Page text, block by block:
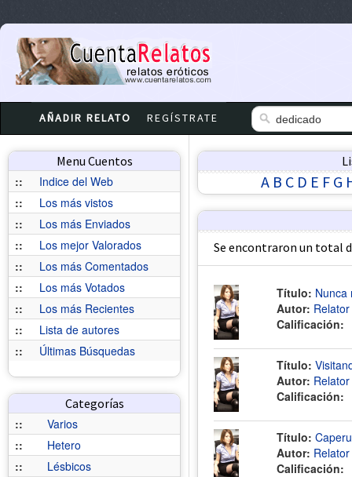
AÑADIR RELATO REGÍSTRATE
Menu Cuentos
::
Indice del Web
::
Los más vistos
::
Los más Enviados
::
Los mejor Valorados
::
Los más Comentados
::
Los más Votados
::
Los más Recientes
::
Lista de autores
::
Últimas Búsquedas
Categorías
::
Varios
::
Hetero
::
Lésbicos
A B C D E F G
Se encontraron un total
Título: Nunca
Autor:
Calificación:
Título:
Autor:
Calificación:
Título:
Autor:
Calificación: